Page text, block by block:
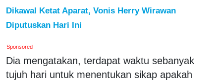
Dikawal Ketat Aparat, Vonis Herry Wirawan
Diputuskan Hari Ini
Sponsored
Dia mengatakan, terdapat waktu sebanyak
tujuh hari untuk menentukan sikap apakah